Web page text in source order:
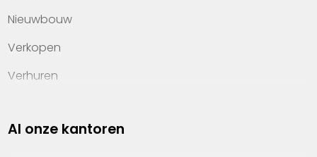
Nieuwbouw
Verkopen
Verhuren
Property management
Al onze kantoren